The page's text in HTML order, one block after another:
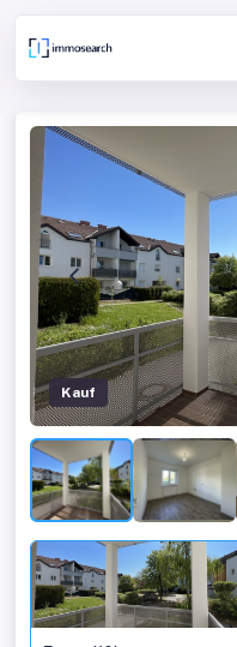
Kauf